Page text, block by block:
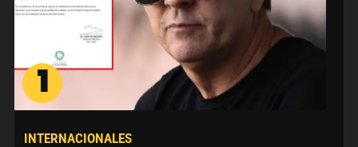
1
INTERNACIONALES